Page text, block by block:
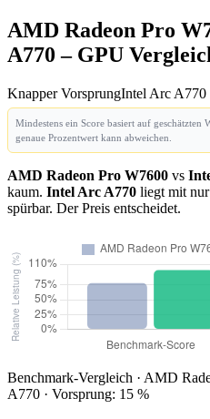
AMD Radeon Pro
A770 – GPU
Knapper VorsprungIntel Arc A770
Mindestens ein Score basiert auf geschätzten
genaue Prozentwert kann abweichen.
AMD Radeon Pro W7600 vs
kaum. Intel Arc A770 liegt mit
spürbar. Der Preis entscheidet.
Benchmark-Vergleich · AMD
A770 · Vorsprung: 15 %